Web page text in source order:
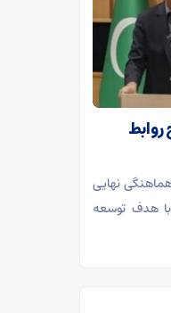
نهایی
هدف توسعه